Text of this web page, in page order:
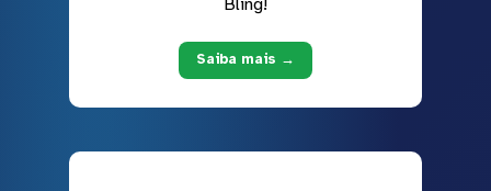
Saiba mais →